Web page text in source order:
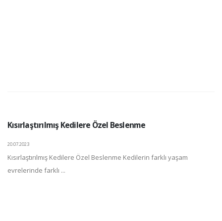
Kısırlaştırılmış Kedilere Özel Beslenme
20.07.2023
Kısırlaştırılmış Kedilere Özel Beslenme Kedilerin farklı yaşam
evrelerinde farklı ...